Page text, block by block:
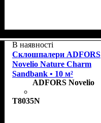
В наявності
Склошпалери ADFORS
Novelio Nature Charm
Sandbank • 10 м²
ADFORS Novelio
T8035N